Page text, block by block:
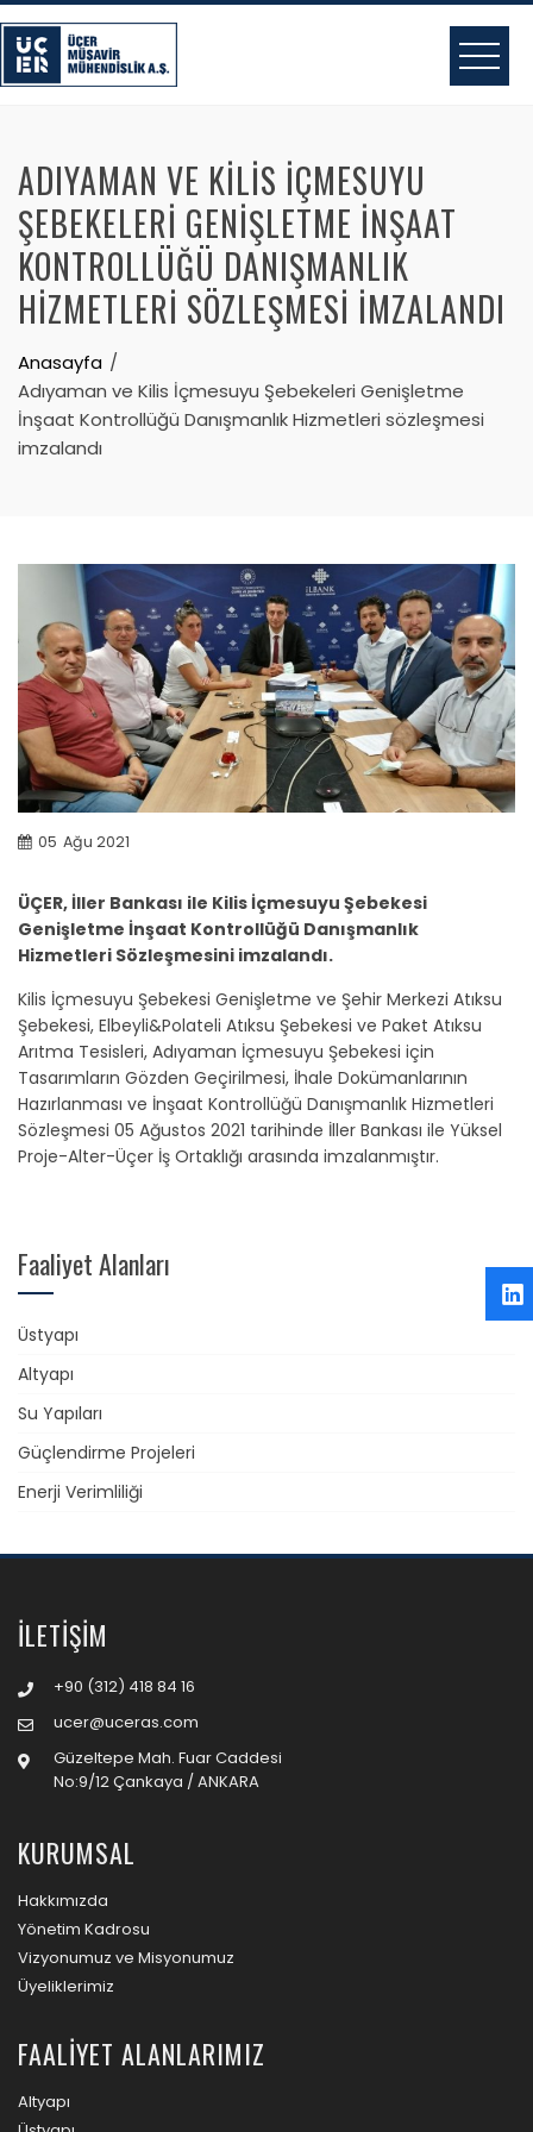
Skip
content
ADIYAMAN VE KILIS İÇMESUYU
ŞEBEKELERI GENIŞLETME İNŞAAT
KONTROLLÜĞÜ DANIŞMANLIK
HIZMETLERI SÖZLEŞMESI IMZALANDI
Anasayfa
Adıyaman ve Kilis İçmesuyu Şebekeleri Genişletme
İnşaat Kontrollüğü Danışmanlık Hizmetleri sözleşmesi
imzalandı
05 Ağu 2021
ÜÇER, İller Bankası ile Kilis İçmesuyu Şebekesi
Genişletme İnşaat Kontrollüğü Danışmanlık
Hizmetleri Sözleşmesini imzalandı.
Kilis İçmesuyu Şebekesi Genişletme ve Şehir Merkezi Atıksu
Şebekesi, Elbeyli&Polateli Atıksu Şebekesi ve Paket Atıksu
Arıtma Tesisleri, Adıyaman İçmesuyu Şebekesi için
Tasarımların Gözden Geçirilmesi, İhale Dokümanlarının
Hazırlanması ve İnşaat Kontrollüğü Danışmanlık Hizmetleri
Sözleşmesi 05 Ağustos 2021 tarihinde İller Bankası ile Yüksel
Proje-Alter-Üçer İş Ortaklığı arasında imzalanmıştır.
Faaliyet Alanları
Üstyapı
Altyapı
Su Yapıları
Güçlendirme Projeleri
Enerji Verimliliği
İLETIŞIM
+90 (312) 418 84 16
ucer@uceras.com
Güzeltepe Mah. Fuar Caddesi
No:9/12 Çankaya / ANKARA
KURUMSAL
Hakkımızda
Yönetim Kadrosu
Vizyonumuz ve Misyonumuz
Üyeliklerimiz
FAALIYET ALANLARIMIZ
Altyapı